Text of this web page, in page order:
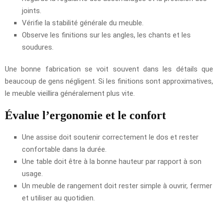
joints.
Vérifie la stabilité générale du meuble.
Observe les finitions sur les angles, les chants et les
soudures.
Une bonne fabrication se voit souvent dans les détails que
beaucoup de gens négligent. Si les finitions sont approximatives,
le meuble vieillira généralement plus vite.
Évalue l’ergonomie et le confort
Une assise doit soutenir correctement le dos et rester
confortable dans la durée.
Une table doit être à la bonne hauteur par rapport à son
usage.
Un meuble de rangement doit rester simple à ouvrir, fermer
et utiliser au quotidien.